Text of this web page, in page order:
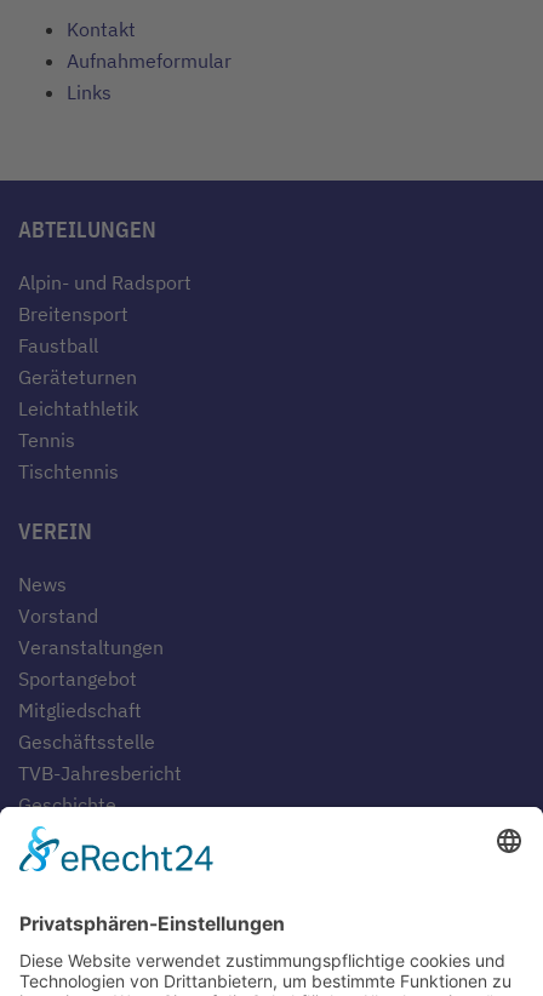
Kontakt
Aufnahmeformular
Links
ABTEILUNGEN
Alpin- und Radsport
Breitensport
Faustball
Geräteturnen
Leichtathletik
Tennis
Tischtennis
VEREIN
News
Vorstand
Veranstaltungen
Sportangebot
Mitgliedschaft
Geschäftsstelle
TVB-Jahresbericht
Geschichte
Gaststätten
Blog
Downloads